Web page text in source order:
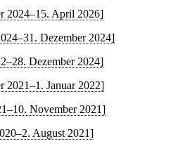
2024–15. April 2026]
Dezember 2024]
Dezember 2024]
2021–1. Januar 2022]
November 2021]
August 2021]